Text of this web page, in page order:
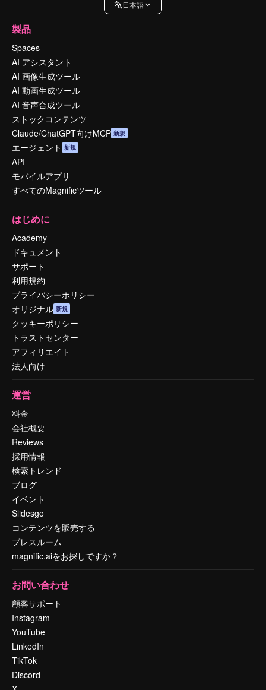
日本語
製品
Spaces
AI アシスタント
AI 画像生成ツール
AI 動画生成ツール
AI 音声合成ツール
ストックコンテンツ
Claude/ChatGPT向けMCP 新規
エージェント 新規
API
モバイルアプリ
すべてのMagnificツール
はじめに
Academy
ドキュメント
サポート
利用規約
プライバシーポリシー
オリジナル 新規
クッキーポリシー
トラストセンター
アフィリエイト
法人向け
運営
料金
会社概要
Reviews
採用情報
検索トレンド
ブログ
イベント
Slidesgo
コンテンツを販売する
プレスルーム
magnific.aiをお探しですか？
お問い合わせ
顧客サポート
Instagram
YouTube
LinkedIn
TikTok
Discord